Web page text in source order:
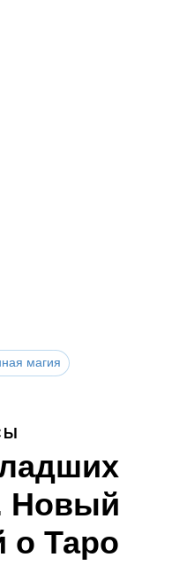
магия
Новый
о Таро